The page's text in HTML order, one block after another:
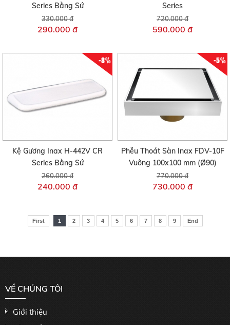
Series Bằng Sứ
330.000 đ
290.000 đ
Series
720.000 đ
590.000 đ
-8%
Kệ Gương Inax H-442V CR
Series Bằng Sứ
260.000 đ
240.000 đ
-5%
Phễu Thoát Sàn Inax FDV-10F
Vuông 100x100 mm (Ø90)
770.000 đ
730.000 đ
First 1 2 3 4 5 6 7 8 9 End
VỀ CHÚNG TÔI
Giới thiệu